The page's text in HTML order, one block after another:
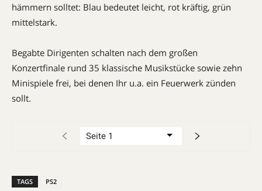
hämmern solltet: Blau bedeutet leicht, rot kräftig, grün
mittelstark.
Begabte Dirigenten schalten nach dem großen
Konzertfinale rund 35 klassische Musikstücke sowie zehn
Minispiele frei, bei denen Ihr u.a. ein Feuerwerk zünden
sollt.
TAGS PS2